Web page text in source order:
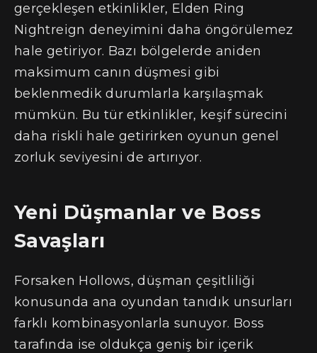
gerçekleşen etkinlikler, Elden Ring
Nightreign deneyimini daha öngörülemez
hale getiriyor. Bazı bölgelerde aniden
maksimum canın düşmesi gibi
beklenmedik durumlarla karşılaşmak
mümkün. Bu tür etkinlikler, keşif sürecini
daha riskli hale getirirken oyunun genel
zorluk seviyesini de artırıyor.
Yeni Düşmanlar ve Boss
Savaşları
Forsaken Hollows, düşman çeşitliliği
konusunda ana oyundan tanıdık unsurları
farklı kombinasyonlarla sunuyor. Boss
tarafında ise oldukça geniş bir içerik